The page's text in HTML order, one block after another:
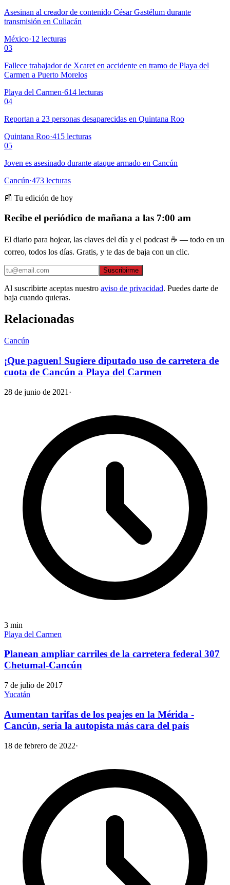
Asesinan al creador de contenido César Gastélum durante
transmisión en Culiacán
México·12 lecturas
03
Fallece trabajador de Xcaret en accidente en tramo de Playa del
Carmen a Puerto Morelos
Playa del Carmen·614 lecturas
04
Reportan a 23 personas desaparecidas en Quintana Roo
Quintana Roo·415 lecturas
05
Joven es asesinado durante ataque armado en Cancún
Cancún·473 lecturas
📰 Tu edición de hoy
Recibe el periódico de mañana a las 7:00 am
El diario para hojear, las claves del día y el podcast ☕ — todo en un
correo, todos los días. Gratis, y te das de baja con un clic.
Suscribirme
Al suscribirte aceptas nuestro aviso de privacidad. Puedes darte de
baja cuando quieras.
Relacionadas
Cancún
¡Que paguen! Sugiere diputado uso de carretera de
cuota de Cancún a Playa del Carmen
28 de junio de 2021 ·
3 min
Playa del Carmen
Planean ampliar carriles de la carretera federal 307
Chetumal-Cancún
7 de julio de 2017
Yucatán
Aumentan tarifas de los peajes en la Mérida -
Cancún, sería la autopista más cara del país
18 de febrero de 2022·